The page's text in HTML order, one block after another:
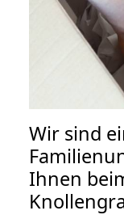
Wir sind
Ihnen